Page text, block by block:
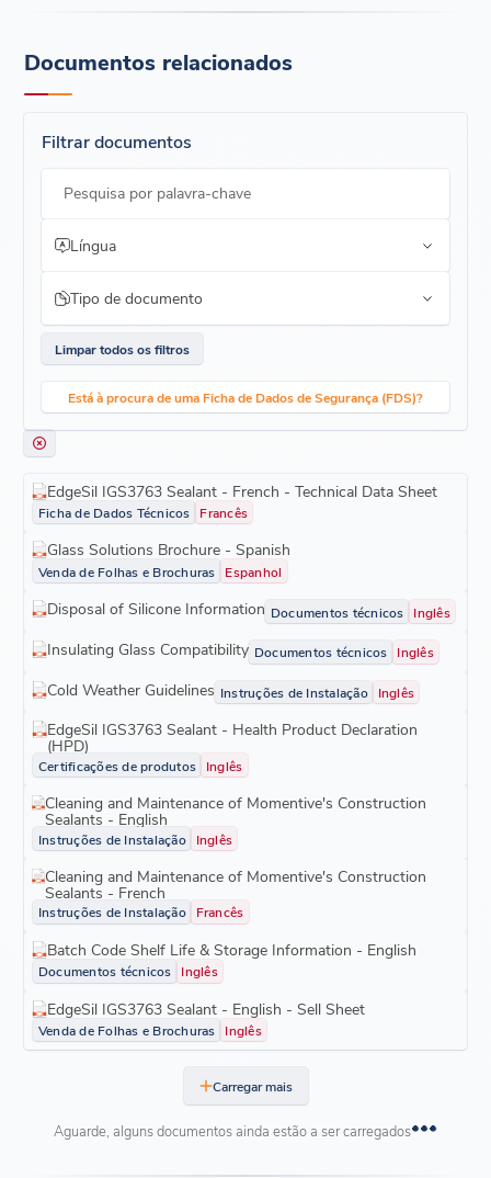
Documentos relacionados
Filtrar documentos
Pesquisa por palavra-chave
Língua
Tipo de documento
Limpar todos os filtros
Está à procura de uma Ficha de Dados de Segurança (FDS)?
EdgeSil IGS3763 Sealant - French - Technical Data Sheet
Ficha de Dados Técnicos Francês
Glass Solutions Brochure - Spanish
Venda de Folhas e Brochuras Espanhol
Disposal of Silicone Information Documentos técnicos Inglês
Insulating Glass Compatibility Documentos técnicos Inglês
Cold Weather Guidelines Instruções de Instalação Inglês
EdgeSil IGS3763 Sealant - Health Product Declaration
(HPD)
Certificações de produtos Inglês
Cleaning and Maintenance of Momentive's Construction
Sealants - English
Instruções de Instalação Inglês
Cleaning and Maintenance of Momentive's Construction
Sealants - French
Instruções de Instalação Francês
Batch Code Shelf Life & Storage Information - English
Documentos técnicos Inglês
EdgeSil IGS3763 Sealant - English - Sell Sheet
Venda de Folhas e Brochuras Inglês
Carregar mais
Aguarde, alguns documentos ainda estão a ser carregados